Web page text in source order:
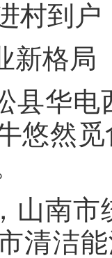
村到
新格局
县华电
悠然
山南
清洁